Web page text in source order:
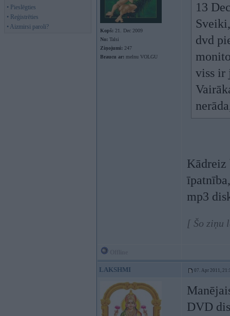
• Pieslēgties
• Reģistrēties
• Aizmirsi paroli?
Kopš: 21. Dec 2009
No: Talsi
Ziņojumi: 247
Braucu ar: melnu VOLGU
13
dvd
viss ir
Kādreiz
mp3
[ Šo ziņu
LAKSHMI 07. Apr 2011,
DVD